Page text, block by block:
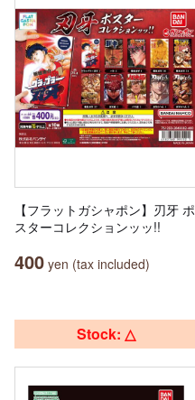
【フラットガシャポン】刃牙 ポ
スターコレクションッッ!!
400 yen (tax included)
Stock: △